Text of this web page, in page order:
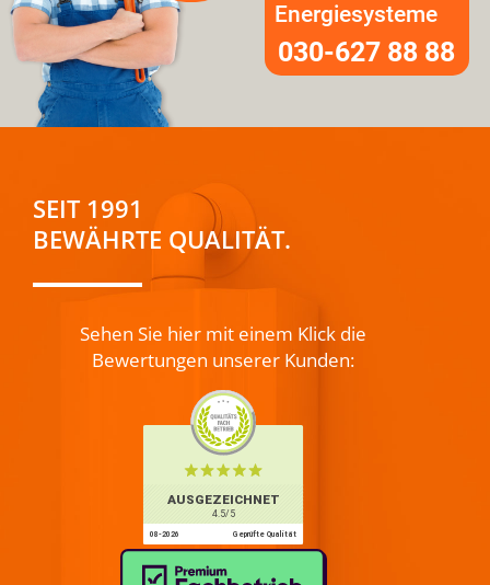
030-627 88 88
Energiesysteme
SEIT 1991
BEWÄHRTE QUALITÄT.
Sehen Sie hier mit einem Klick die
Bewertungen unserer Kunden: